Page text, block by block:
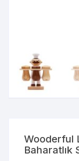
Wooderful
Baharatlık